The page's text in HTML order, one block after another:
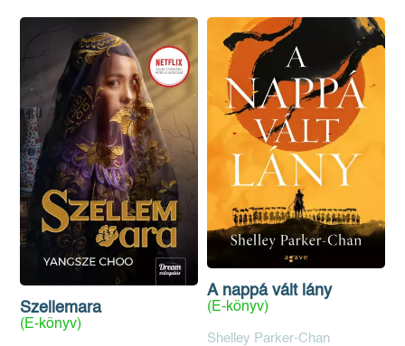
Szellemara
(E-könyv)
A nappá vált lány
(E-könyv)
Shelley Parker-Chan